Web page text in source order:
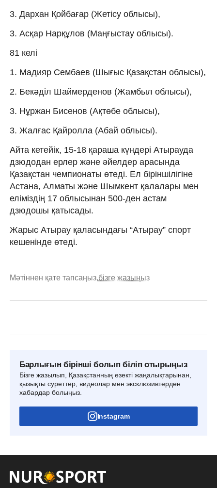
3. Дархан Қойбағар (Жетісу облысы),
3. Асқар Нарқұлов (Маңғыстау облысы).
81 келі
1. Мадияр Сембаев (Шығыс Қазақстан облысы),
2. Бекәділ Шаймерденов (Жамбыл облысы),
3. Нұржан Бисенов (Ақтөбе облысы),
3. Жалғас Қайролла (Абай облысы).
Айта кетейік, 15-18 қараша күндері Атырауда
дзюдодан ерлер және әйелдер арасында
Қазақстан чемпионаты өтеді. Ел біріншілігіне
Астана, Алматы және Шымкент қалалары мен
еліміздің 17 облысынан 500-ден астам
дзюдошы қатысады.
Жарыс Атырау қаласындағы “Атырау” спорт
кешенінде өтеді.
Мәтіннен қате тапсаңыз,бізге жазыңыз
Барлығын бірінші болып біліп отырыңыз
Бізге жазылып, Қазақстанның өзекті жаңалықтарынан,
қызықты суреттер, видеолар мен эксклюзивтерден
хабардар болыңыз.
Instagram